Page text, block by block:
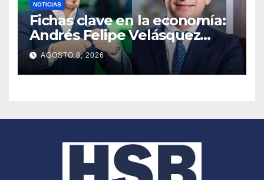
NOTICIAS
Fichas clave en la economía:
Andrés Felipe Velásquez
tomará el timón de la DIAN
en la era De la Espriella
AGOSTO 8, 2026